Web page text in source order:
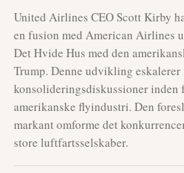
United Airlines CEO Scott Kirby
en fusion med American Airlines
Det Hvide Hus med den
Trump. Denne udvikling
konsolideringsdiskussioner inden
amerikanske flyindustri. Den
markant omforme det
store luftfartsselskaber.